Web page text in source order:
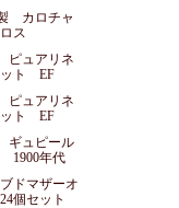
カロチャ
ス
ピュアリネ
ト EF
ピュアリネ
ト EF
ギュピール
1900年代
ドマザーオ
個セット